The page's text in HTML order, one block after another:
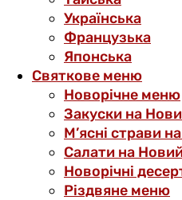
Українська
Французька
Японська
Святкове меню
Новорічне меню
Закуски на
М’ясні страви
Салати на
Новорічні
Різдвяне меню